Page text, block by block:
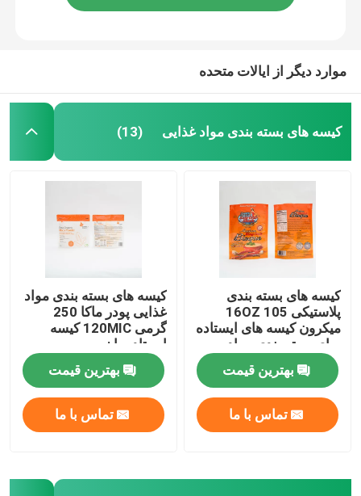
موارد دیگر از ایالات متحده
کیسه های بسته بندی مواد غذایی (13)
کیسه های بسته بندی
پلاستیکی 16OZ 105
میکرون کیسه های ایستاده
برای بسته بندی مواد
غذایی
بهترین قیمت
تماس با ما
کیسه های بسته بندی مواد
غذایی پودر ماکا 250
گرمی 120MIC کیسه
ایستاده با زیپ
بهترین قیمت
تماس با ما